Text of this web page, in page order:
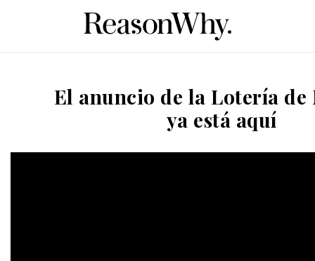
El anuncio de la Lotería de
ya está aquí